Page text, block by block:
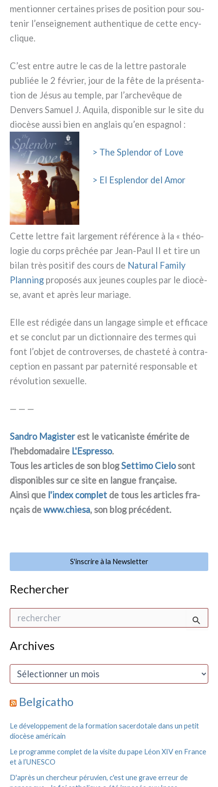
men­tion­ner cer­tai­nes pri­ses de posi­tion pour sou­
te­nir l’enseignement authen­ti­que de cet­te ency­
cli­que.
C’est entre autre le cas de la let­tre pasto­ra­le
publiée le 2 février, jour de la fête de la pré­sen­ta­
tion de Jésus au tem­ple, par l’archevêque de
Denvers Samuel J. Aquila, dispo­ni­ble sur le site du
dio­cè­se aus­si bien en anglais qu’en espa­gnol :
> The Splendor of Love
> El Esplendor del Amor
Cette let­tre fait lar­ge­ment réfé­ren­ce à la « théo­
lo­gie du corps prê­chée par Jean-Paul II et tire un
bilan très posi­tif des cours de Natural Family
Planning pro­po­sés aux jeu­nes cou­ples par le dio­cè­
se, avant et après leur maria­ge.
Elle est rédi­gée dans un lan­ga­ge sim­ple et effi­ca­ce
et se con­clut par un dic­tion­nai­re des ter­mes qui
font l’objet de con­tro­ver­ses, de cha­ste­té à con­tra­
cep­tion en pas­sant par pater­ni­té respon­sa­ble et
révo­lu­tion sexuel­le.
— — —
Sandro Magisterest le vati­ca­ni­ste émé­ri­te de
l'hebdomadaire L'Espresso.
Tous les arti­cles de son blogSettimo Cielosont
dispo­ni­bles sur ce site en lan­gue fra­nçai­se.
Ainsi que l'index com­plet de tous les arti­cles fra­
nçais dewww.chiesa, son blog pré­cé­dent.
S'inscrire à la Newsletter
Rechercher
h
e
h
r
Archives
A
i
e
s
Belgicatho
Le développement de la formation sacerdotale dans un petit
diocèse américain
Le programme complet de la visite du pape Léon XIV en France
et à l’UNESCO
D'après un chercheur péruvien, c'est une grave erreur de